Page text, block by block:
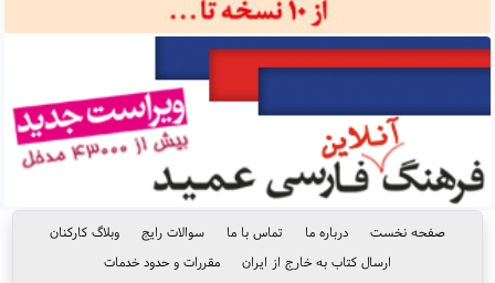
صفحه نخست درباره ما تماس با ما سوالات رایج
وبلاگ کارکنان
ارسال کتاب به خارج از ایران
مقررات و حدود خدمات